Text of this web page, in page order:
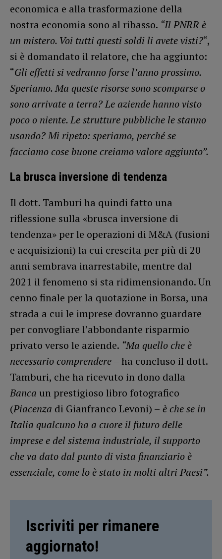
economica e alla trasformazione della
nostra economia sono al ribasso. “Il PNRR è
un mistero. Voi tutti questi soldi li avete visti?“,
si è domandato il relatore, che ha aggiunto:
“Gli effetti si vedranno forse l’anno prossimo.
Speriamo. Ma queste risorse sono scomparse o
sono arrivate a terra? Le aziende hanno visto
poco o niente. Le strutture pubbliche le stanno
usando? Mi ripeto: speriamo, perché se
facciamo cose buone creiamo valore aggiunto”.
La brusca inversione di tendenza
Il dott. Tamburi ha quindi fatto una
riflessione sulla «brusca inversione di
tendenza» per le operazioni di M&A (fusioni
e acquisizioni) la cui crescita per più di 20
anni sembrava inarrestabile, mentre dal
2021 il fenomeno si sta ridimensionando. Un
cenno finale per la quotazione in Borsa, una
strada a cui le imprese dovranno guardare
per convogliare l’abbondante risparmio
privato verso le aziende. “Ma quello che è
necessario comprendere– ha concluso il dott.
Tamburi, che ha ricevuto in dono dalla
Banca un prestigioso libro fotografico
(Piacenza di Gianfranco Levoni) – è che se in
Italia qualcuno ha a cuore il futuro delle
imprese e del sistema industriale, il supporto
che va dato dal punto di vista finanziario è
essenziale, come lo è stato in molti altri Paesi”.
Iscriviti per rimanere
aggiornato!